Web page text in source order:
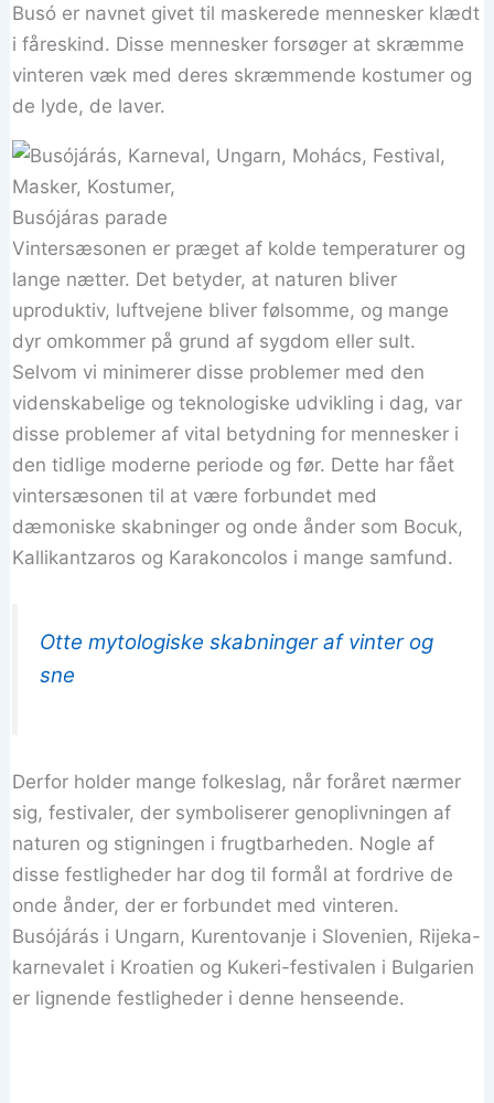
Busó er navnet givet til maskerede mennesker klædt
i fåreskind. Disse mennesker forsøger at skræmme
vinteren væk med deres skræmmende kostumer og
de lyde, de laver.
Busójáras parade
Vintersæsonen er præget af kolde temperaturer og
lange nætter. Det betyder, at naturen bliver
uproduktiv, luftvejene bliver følsomme, og mange
dyr omkommer på grund af sygdom eller sult.
Selvom vi minimerer disse problemer med den
videnskabelige og teknologiske udvikling i dag, var
disse problemer af vital betydning for mennesker i
den tidlige moderne periode og før. Dette har fået
vintersæsonen til at være forbundet med
dæmoniske skabninger og onde ånder som Bocuk,
Kallikantzaros og Karakoncolos i mange samfund.
Otte mytologiske skabninger af vinter og
sne
Derfor holder mange folkeslag, når foråret nærmer
sig, festivaler, der symboliserer genoplivningen af
naturen og stigningen i frugtbarheden. Nogle af
disse festligheder har dog til formål at fordrive de
onde ånder, der er forbundet med vinteren.
Busójárás i Ungarn, Kurentovanje i Slovenien, Rijeka-
karnevalet i Kroatien og Kukeri-festivalen i Bulgarien
er lignende festligheder i denne henseende.